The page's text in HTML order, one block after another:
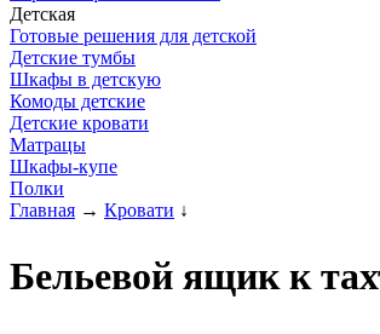
Детская
Готовые решения для детской
Детские тумбы
Шкафы в детскую
Комоды детские
Детские кровати
Матрацы
Шкафы-купе
Полки
Главная → Кровати ↓
Бельевой ящик к